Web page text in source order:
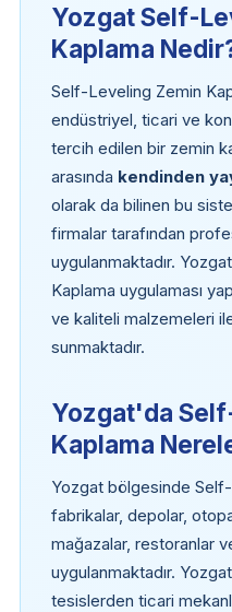
Yozgat Self-
Kaplama
Self-Leveling Zemin
endüstriyel, ticari ve
tercih edilen bir zemin
arasında kendinden
olarak da bilinen bu
firmalar tarafından
uygulanmaktadır.
Kaplama uygulaması
ve kaliteli malzemeleri
sunmaktadır.
Yozgat'da
Kaplama
Yozgat bölgesinde
fabrikalar, depolar,
mağazalar, restoranlar
uygulanmaktadır.
tesislerden ticari